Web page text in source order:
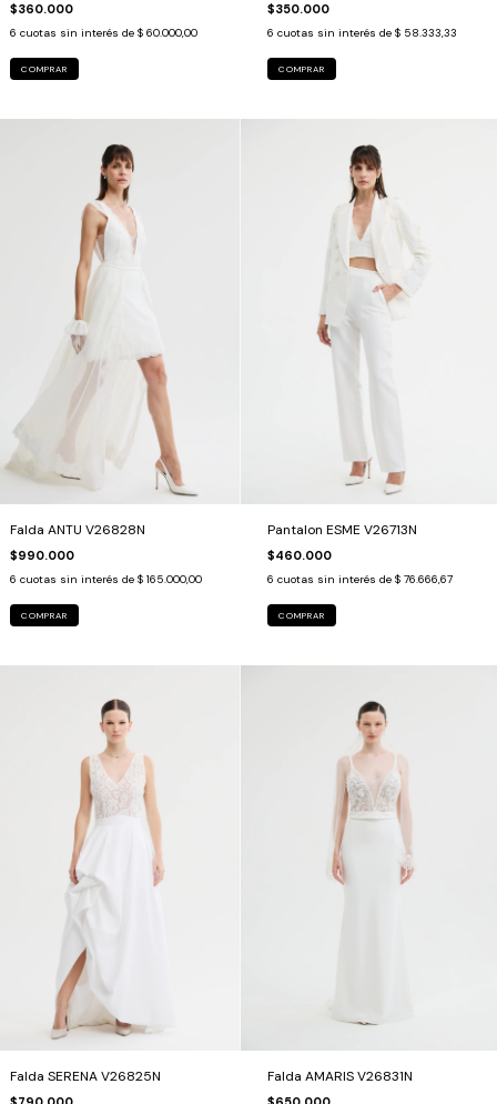
$360.000
6 cuotas sin interés de $ 60.000,00
COMPRAR
$350.000
6 cuotas sin interés de $ 58.333,33
COMPRAR
Falda ANTU V26828N
$990.000
6 cuotas sin interés de $ 165.000,00
COMPRAR
Pantalon ESME V26713N
$460.000
6 cuotas sin interés de $ 76.666,67
COMPRAR
Falda SERENA V26825N Falda AMARIS V26831N